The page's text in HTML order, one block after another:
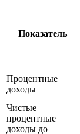
Показатель
Процентные
доходы
Чистые
процентные
доходы до